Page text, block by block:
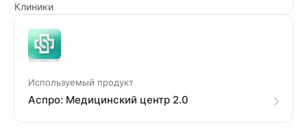
Клиники
Используемый продукт
Аспро: Медицинский центр 2.0